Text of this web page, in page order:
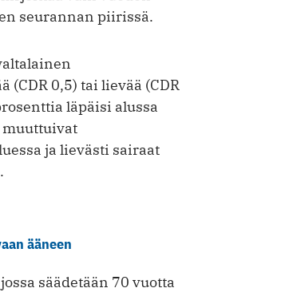
seurannan piirissä.
0,5) tai lievää (CDR
läpäisi alussa
muuttuivat
ja lievästi sairaat
ääneen
säädetään 70 vuotta